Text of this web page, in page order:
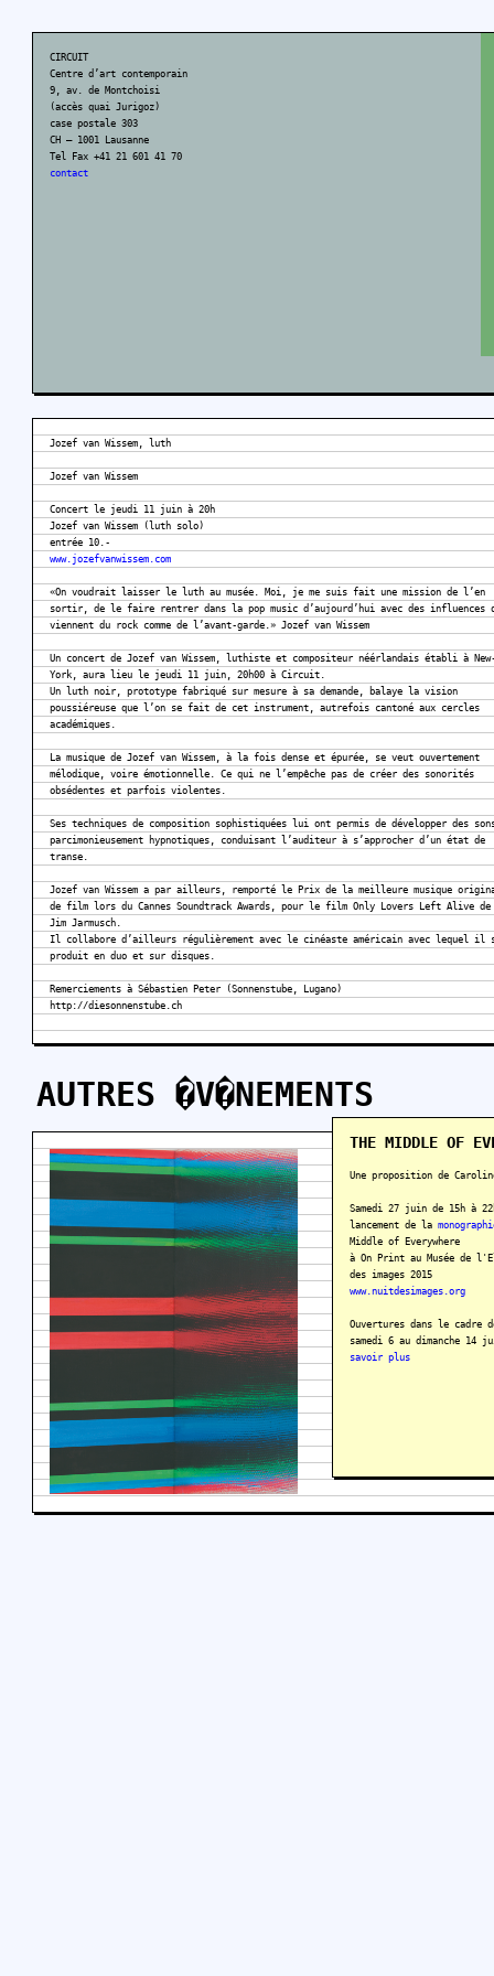
CIRCUIT
Centre d’art contemporain
9, av. de Montchoisi
(accès quai Jurigoz)
case postale 303
CH – 1001 Lausanne
Tel Fax +41 21 601 41 70
contact
Jozef van Wissem, luth
Jozef van Wissem
Concert le jeudi 11 juin à 20h
Jozef van Wissem (luth solo)
entrée 10.-
www.jozefvanwissem.com
«On voudrait laisser le luth au musée. Moi, je me suis fait une mission de l’en
sortir, de le faire rentrer dans la pop music d’aujourd’hui avec des influences
viennent du rock comme de l’avant-garde.» Jozef van Wissem
Un concert de Jozef van Wissem, luthiste et compositeur néérlandais établi à
York, aura lieu le jeudi 11 juin, 20h00 à Circuit.
Un luth noir, prototype fabriqué sur mesure à sa demande, balaye la vision
poussiéreuse que l’on se fait de cet instrument, autrefois cantoné aux cercles
académiques.
La musique de Jozef van Wissem, à la fois dense et épurée, se veut ouvertement
mélodique, voire émotionnelle. Ce qui ne l’empêche pas de créer des sonorités
obsédentes et parfois violentes.
Ses techniques de composition sophistiquées lui ont permis de développer des
parcimonieusement hypnotiques, conduisant l’auditeur à s’approcher d’un état de
transe.
Jozef van Wissem a par ailleurs, remporté le Prix de la meilleure musique
de film lors du Cannes Soundtrack Awards, pour le film Only Lovers Left Alive de
Jim Jarmusch.
Il collabore d’ailleurs régulièrement avec le cinéaste américain avec lequel il
produit en duo et sur disques.
Remerciements à Sébastien Peter (Sonnenstube, Lugano)
http://diesonnenstube.ch
AUTRES �V�NEMENTS
THE MIDDLE OF
Une proposition de
Samedi 27 juin de 15h à
lancement de la
Middle of Everywhere
à On Print au Musée de
des images 2015
www.nuitdesimages.org
Ouvertures dans le cadre de
samedi 6 au dimanche 14
savoir plus